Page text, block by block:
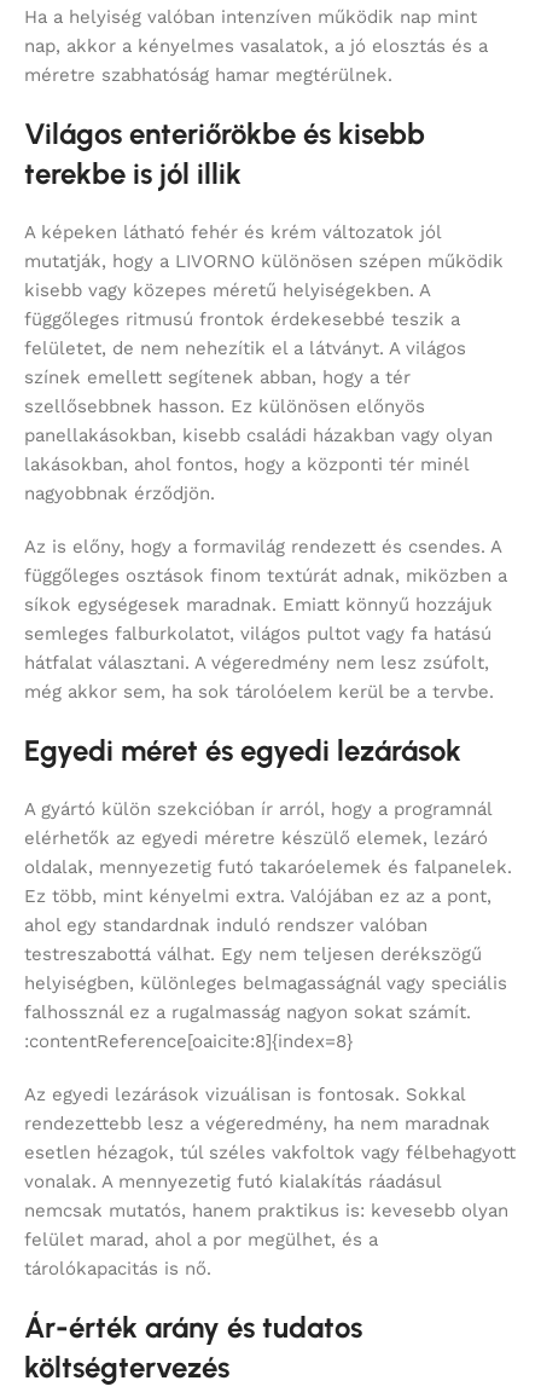
Ha a helyiség valóban intenzíven működik nap mint
nap, akkor a kényelmes vasalatok, a jó elosztás és a
méretre szabhatóság hamar megtérülnek.
Világos enteriőrökbe és kisebb
terekbe is jól illik
A képeken látható fehér és krém változatok jól
mutatják, hogy a LIVORNO különösen szépen működik
kisebb vagy közepes méretű helyiségekben. A
függőleges ritmusú frontok érdekesebbé teszik a
felületet, de nem nehezítik el a látványt. A világos
színek emellett segítenek abban, hogy a tér
szellősebbnek hasson. Ez különösen előnyös
panellakásokban, kisebb családi házakban vagy olyan
lakásokban, ahol fontos, hogy a központi tér minél
nagyobbnak érződjön.
Az is előny, hogy a formavilág rendezett és csendes. A
függőleges osztások finom textúrát adnak, miközben a
síkok egységesek maradnak. Emiatt könnyű hozzájuk
semleges falburkolatot, világos pultot vagy fa hatású
hátfalat választani. A végeredmény nem lesz zsúfolt,
még akkor sem, ha sok tárolóelem kerül be a tervbe.
Egyedi méret és egyedi lezárások
A gyártó külön szekcióban ír arról, hogy a programnál
elérhetők az egyedi méretre készülő elemek, lezáró
oldalak, mennyezetig futó takaróelemek és falpanelek.
Ez több, mint kényelmi extra. Valójában ez az a pont,
ahol egy standardnak induló rendszer valóban
testreszabottá válhat. Egy nem teljesen derékszögű
helyiségben, különleges belmagasságnál vagy speciális
falhossznál ez a rugalmasság nagyon sokat számít.
:contentReference[oaicite:8]{index=8}
Az egyedi lezárások vizuálisan is fontosak. Sokkal
rendezettebb lesz a végeredmény, ha nem maradnak
esetlen hézagok, túl széles vakfoltok vagy félbehagyott
vonalak. A mennyezetig futó kialakítás ráadásul
nemcsak mutatós, hanem praktikus is: kevesebb olyan
felület marad, ahol a por megülhet, és a
tárolókapacitás is nő.
Ár-érték arány és tudatos
költségtervezés